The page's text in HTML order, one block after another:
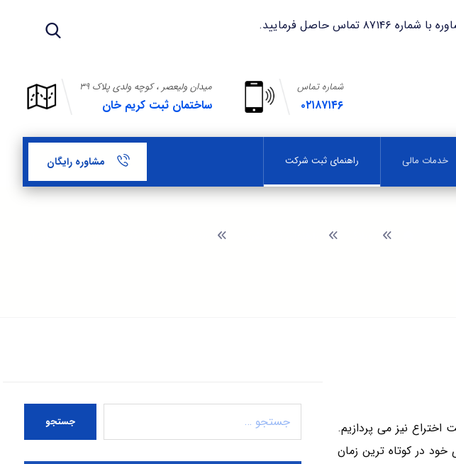
حاصل فرمایید.
میدان ولیعصر ، کوچه ولدی پلاک ۳۹
ساختمان ثبت کریم خان
شماره تماس
۰۲۱۸۷۱۴۶
خدمات مالی راهنمای ثبت شرکت مشاوره رایگان
نیز می پردازیم.
در کوتاه ترین زمان
جستجو